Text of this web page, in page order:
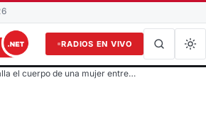
RADIOS EN VIVO
el cuerpo de una mujer entre…